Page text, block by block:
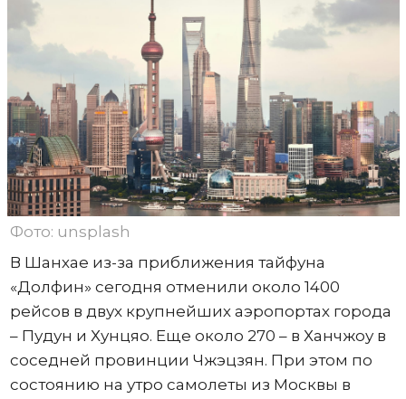
Фото: unsplash
В Шанхае из-за приближения тайфуна
«Долфин» сегодня отменили около 1400
рейсов в двух крупнейших аэропортах города
– Пудун и Хунцяо. Еще около 270 – в Ханчжоу в
соседней провинции Чжэцзян. При этом по
состоянию на утро самолеты из Москвы в